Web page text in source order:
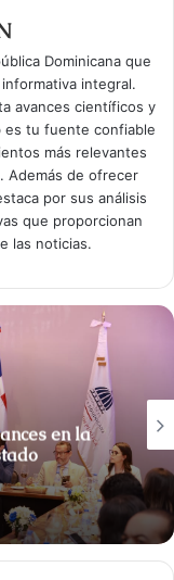
Dominicana que
integral.
avances científicos y
tu fuente confiable
más relevantes
Además de ofrecer
por sus análisis
que proporcionan
las noticias.
en la